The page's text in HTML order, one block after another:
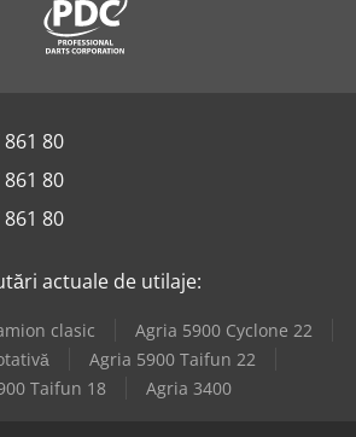
80
80
80
actuale de utilaje:
clasic
Agria 5900 Cyclone 22
Agria 5900 Taifun 22
Taifun 18
Agria 3400